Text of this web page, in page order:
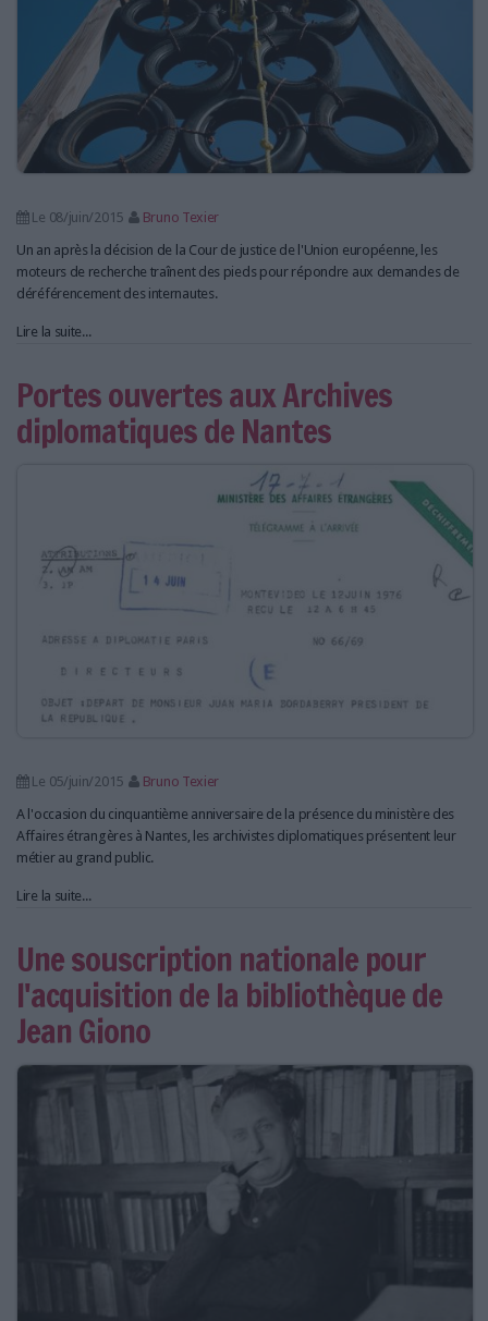
Le 08/juin/2015
Bruno Texier
Un an après la décision de la Cour de justice de l'Union européenne, les
moteurs de recherche traînent des pieds pour répondre aux demandes de
déréférencement des internautes.
Lire la suite...
Portes ouvertes aux Archives
diplomatiques de Nantes
Le 05/juin/2015
Bruno Texier
A l'occasion du cinquantième anniversaire de la présence du ministère des
Affaires étrangères à Nantes, les archivistes diplomatiques présentent leur
métier au grand public.
Lire la suite...
Une souscription nationale pour
l'acquisition de la bibliothèque de
Jean Giono